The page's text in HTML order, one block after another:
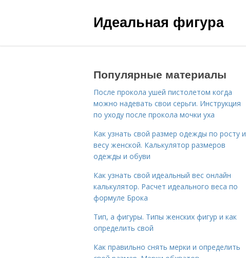
Идеальная фигура
Популярные материалы
После прокола ушей пистолетом когда
можно надевать свои серьги. Инструкция
по уходу после прокола мочки уха
Как узнать свой размер одежды по росту и
весу женской. Калькулятор размеров
одежды и обуви
Как узнать свой идеальный вес онлайн
калькулятор. Расчет идеального веса по
формуле Брока
Тип, а фигуры. Типы женских фигур и как
определить свой
Как правильно снять мерки и определить